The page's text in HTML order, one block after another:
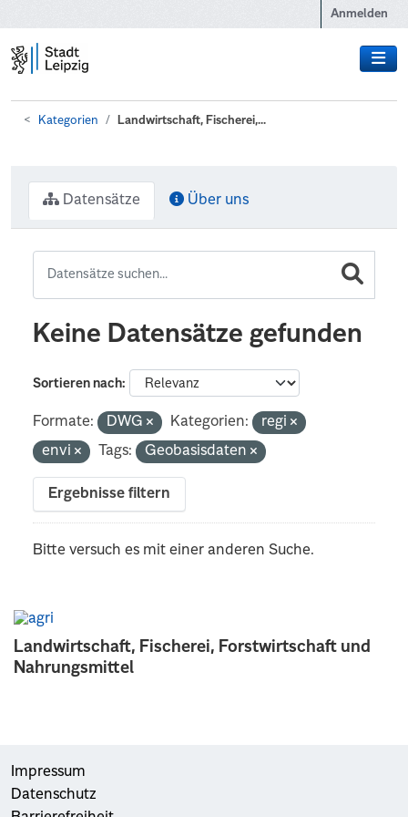
Anmelden
Kategorien Landwirtschaft, Fischerei,...
Landwirtschaft, Fischerei, Forstwirtschaft und
Nahrungsmittel
Datensätze Über uns
Keine Datensätze gefunden
Sortieren nach
Formate: DWG Kategorien:
regi
envi
Tags: Geobasisdaten
Ergebnisse filtern
Bitte versuch es mit einer anderen Suche.
Impressum
Datenschutz